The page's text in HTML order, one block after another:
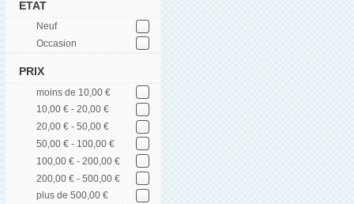
ETAT
Neuf
Occasion
PRIX
moins de 10,00 €
10,00 € - 20,00 €
20,00 € - 50,00 €
50,00 € - 100,00 €
100,00 € - 200,00 €
200,00 € - 500,00 €
plus de 500,00 €